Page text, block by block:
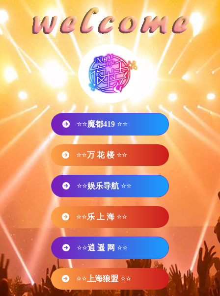
⭐⭐魔都419 ⭐⭐
⭐⭐万 花 楼 ⭐⭐
⭐⭐娱乐导航 ⭐⭐
⭐⭐乐 上 海 ⭐⭐
⭐⭐逍 遥 网 ⭐⭐
⭐⭐ 上海狼盟 ⭐⭐